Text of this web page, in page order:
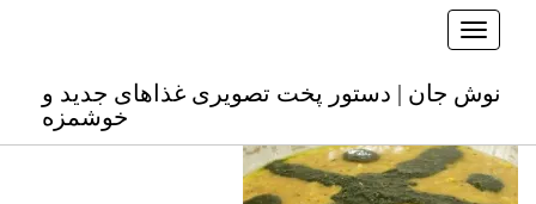
Toggle navigation
نوش جان | دستور پخت تصویری غذاهای جدید و
خوشمزه